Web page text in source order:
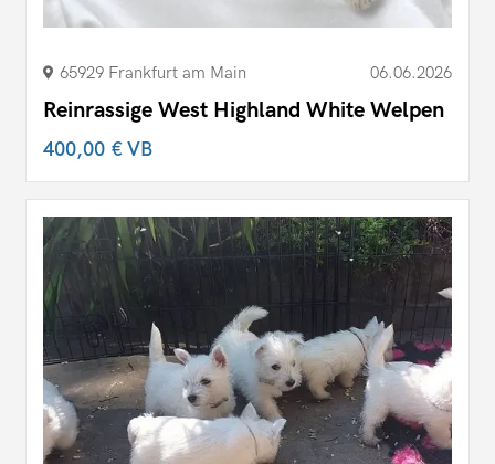
65929 Frankfurt am Main 06.06.2026
Reinrassige West Highland White Welpen
400,00 €VB